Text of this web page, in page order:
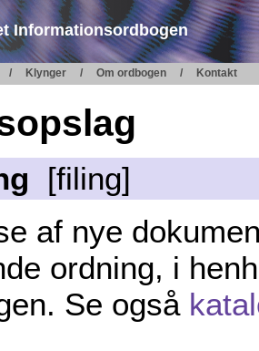
Informationsordbogen
Klynger Om ordbogen Kontakt
[filing]
af nye
ordning, i
Se også